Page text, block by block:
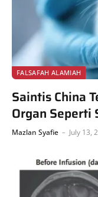
FALSAFAH ALAMIAH
Saintis China
Organ Seperti
Mazlan Syafie July 13,